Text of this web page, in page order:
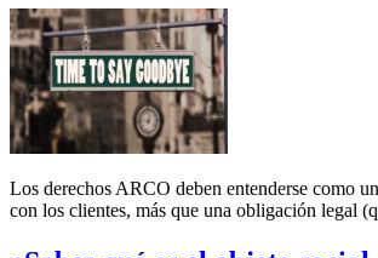
Los derechos ARCO deben entenderse como
con los clientes, más que una obligación legal